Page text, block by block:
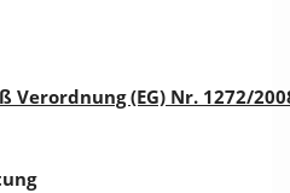
Verordnung (EG) Nr. 1272/